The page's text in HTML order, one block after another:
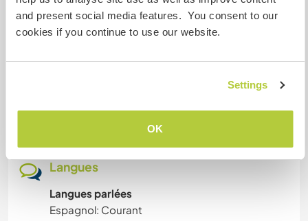
and present social media features. You consent to our
cookies if you continue to use our website.
Settings
OK
Buscamos personas que nos ayuden en la
naturales, cuidado de animales de granja,
limpieza del establecimiento, cuidado del jardín,
Langues
Langues parlées
Espagnol: Courant